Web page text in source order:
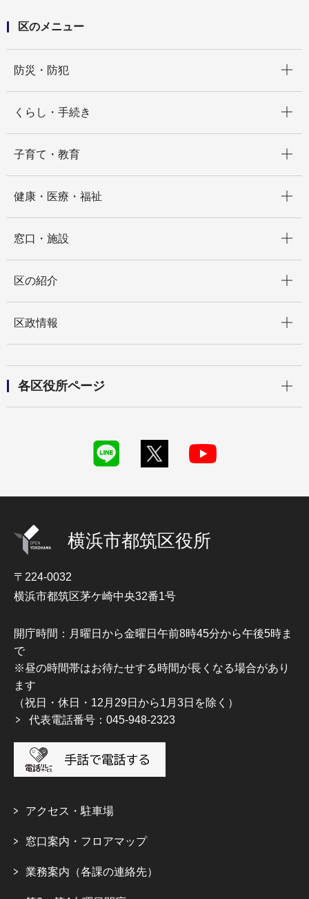
区のメニュー
防災・防犯
くらし・手続き
子育て・教育
健康・医療・福祉
窓口・施設
区の紹介
区政情報
各区役所ページ
横浜市都筑区役所
〒224-0032
横浜市都筑区茅ケ崎中央32番1号
開庁時間：月曜日から金曜日午前8時45分から午後5時ま
で
※昼の時間帯はお待たせする時間が長くなる場合があり
ます
（祝日・休日・12月29日から1月3日を除く）
代表電話番号：045-948-2323
アクセス・駐車場
窓口案内・フロアマップ
業務案内（各課の連絡先）